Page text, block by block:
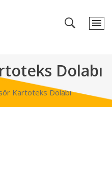
Dolabı
Kartoteks Dolabı